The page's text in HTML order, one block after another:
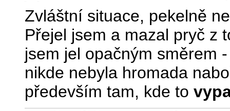
Zvláštní situace, pekelně
Přejel jsem a mazal pryč z
jsem jel opačným směrem
nikde nebyla hromada
především tam, kde to